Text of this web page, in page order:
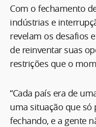
Com o fechamento
indústrias e
revelam os desafios
de reinventar suas
restrições que o
“Cada país era de
uma situação que só
fechando, e a gente